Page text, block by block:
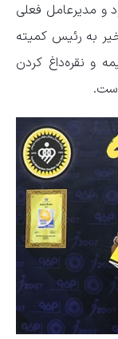
مدیرعامل فعلی
به رئیس کمیته
و نقره‌داغ کردن